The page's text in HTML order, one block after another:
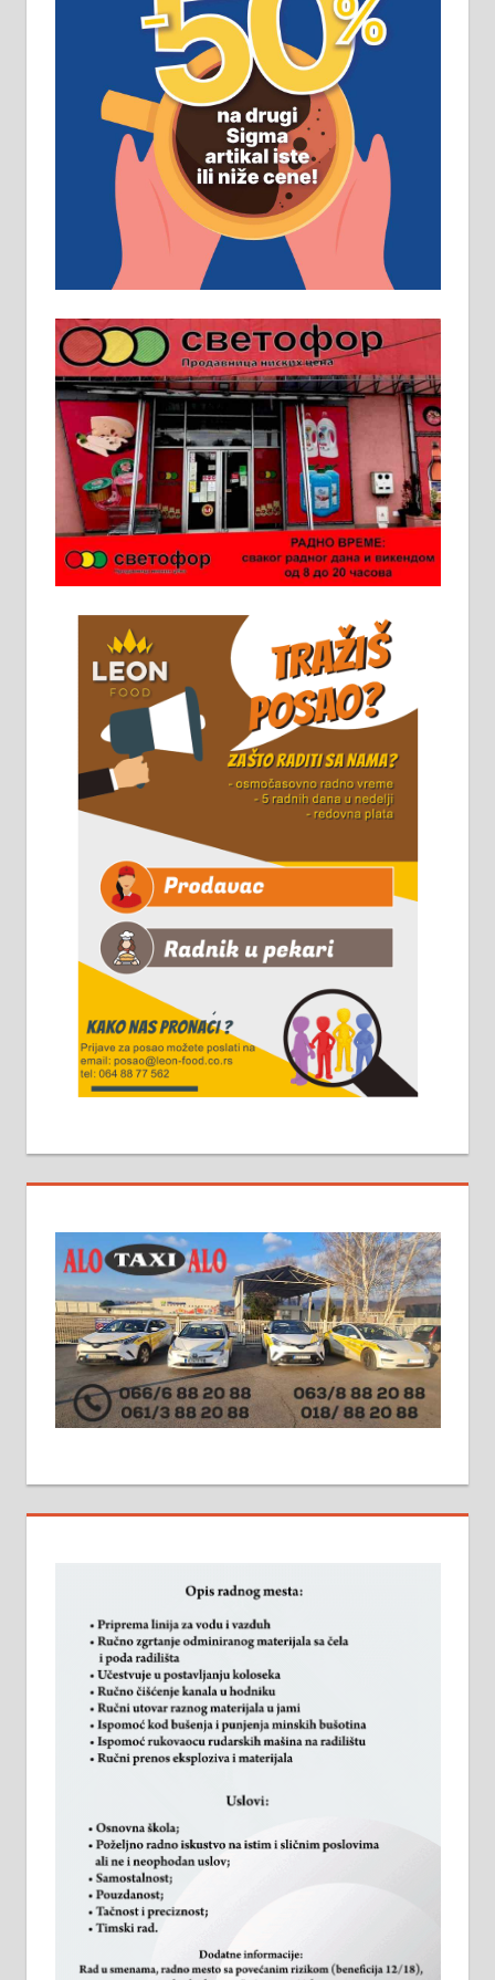
ПОСЛОВНИ ОГЛАСИ
Рудник и флотација Рудник
д.о.о. Рудник запошљава 20
помоћника рудара. Услови:
Основна школа, пожељно радно
искуство на истим и сличним
пословима, али не и неопходан
услов. Обезбеђен смештај,
превоз, исхрана. 032/57-41-122 –
локал 22
Пружам услуге завршних радова
у грађевини, хидроизолације и
молерских радова. 061/25-28-058
Ало таксију потребан возач са Б
категоријом. 064/02-85-511
Потребна два радника за рад на
стоваришту „Липа промет” у
информација доћи лично на
стовариште у улици Максима
Горког 26 сваког радног дана од
8 до 15 часова. 063/465-045
Чистим све врсте димњака.
061/32-13-445